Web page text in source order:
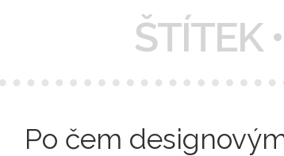
ŠTÍTEK •
Po čem